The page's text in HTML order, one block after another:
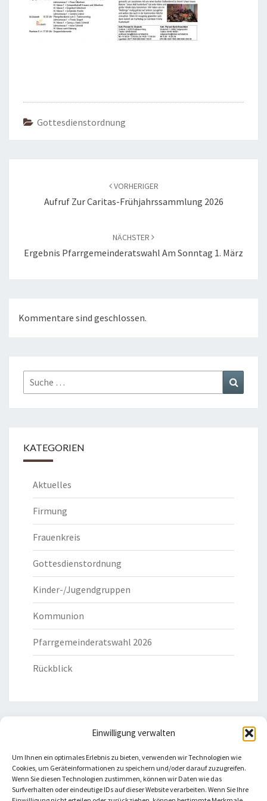
Einwilligung verwalten
Um Ihnen ein optimales Erlebnis zu bieten, verwenden wir Technologien wie
Cookies, um Geräteinformationen zu speichern und/oder darauf zuzugreifen.
Wenn Sie diesen Technologien zustimmen, können wir Daten wie das
Surfverhalten oder eindeutige IDs auf dieser Website verarbeiten. Wenn Sie Ihre
Gottesdienstordnung
VORHERIGER
Aufruf Zur Caritas-Frühjahrssammlung 2026
NÄCHSTER
Ergebnis Pfarrgemeinderatswahl Am Sonntag 1. März
Kommentare sind geschlossen.
Suche
nach:
KATEGORIEN
Aktuelles
Firmung
Frauenkreis
Gottesdienstordnung
Kinder-/Jugendgruppen
Kommunion
Pfarrgemeinderatswahl 2026
Rückblick
Bistum Eichstätt